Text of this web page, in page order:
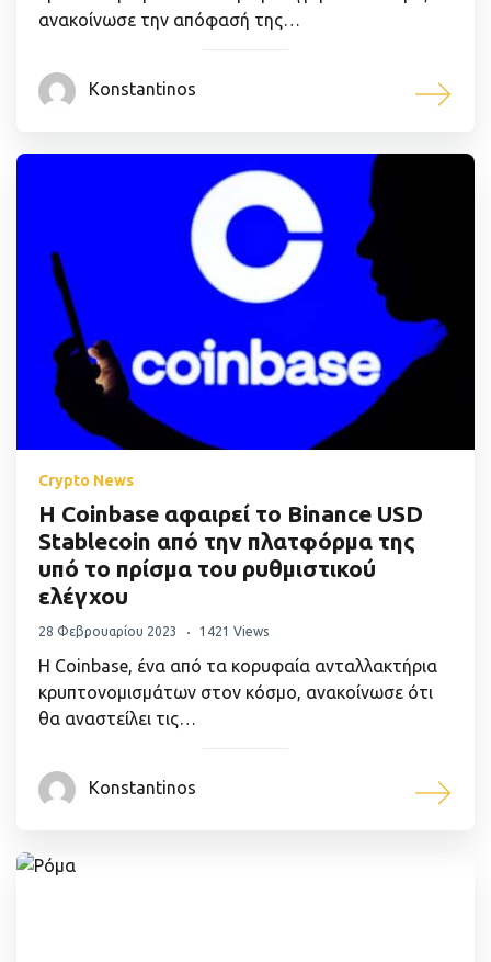
ανακοίνωσε την απόφασή της…
Konstantinos
Crypto News
Η Coinbase αφαιρεί το Binance USD
Stablecoin από την πλατφόρμα της
υπό το πρίσμα του ρυθμιστικού
ελέγχου
28 Φεβρουαρίου 2023 1421 Views
Η Coinbase, ένα από τα κορυφαία ανταλλακτήρια
κρυπτονομισμάτων στον κόσμο, ανακοίνωσε ότι
θα αναστείλει τις…
Konstantinos